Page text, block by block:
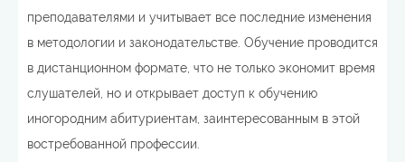
преподавателями и учитывает все последние изменения
в методологии и законодательстве. Обучение проводится
в дистанционном формате, что не только экономит время
слушателей, но и открывает доступ к обучению
иногородним абитуриентам, заинтересованным в этой
востребованной профессии.